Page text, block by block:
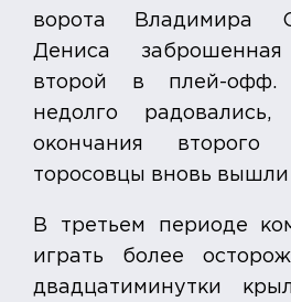
ворота Владимира
Дениса
второй в плей-
недолго
окончания второго
торосовцы вновь
В третьем периоде
играть более
двадцатиминутки